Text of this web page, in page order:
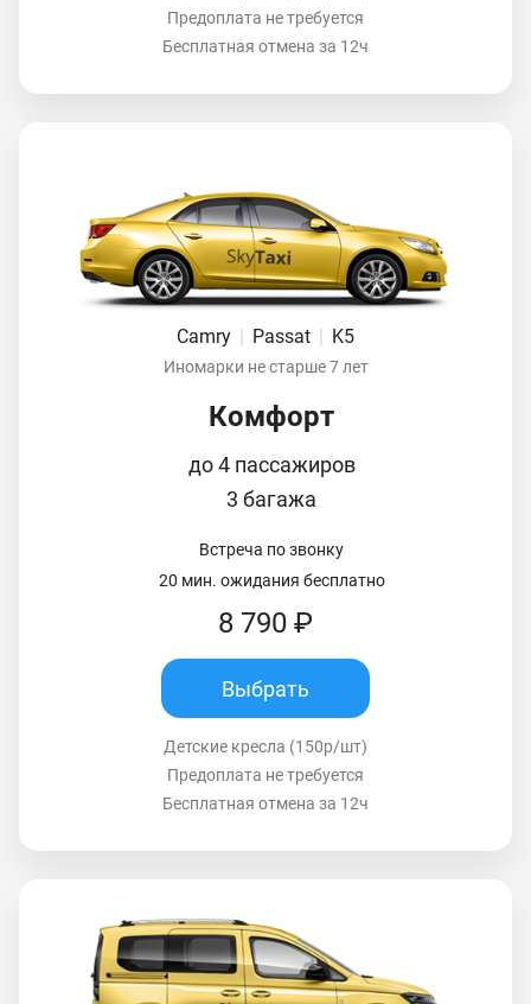
Предоплата не требуется
Бесплатная отмена за 12ч
Camry Passat K5
Иномарки не старше 7 лет
Комфорт
до 4 пассажиров
3 багажа
Встреча по звонку
20 мин. ожидания бесплатно
8 790 ₽
Выбрать
Детские кресла (150р/шт)
Предоплата не требуется
Бесплатная отмена за 12ч